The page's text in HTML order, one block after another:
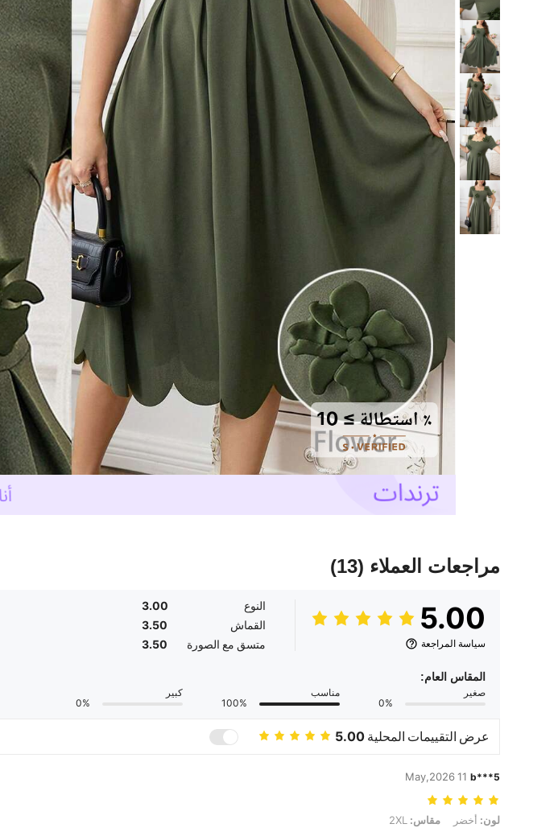
مراجعات العملاء (13)
5.00
سياسة المراجعة
النوع
3.00
القماش
3.50
متسق مع الصورة
3.50
المقاس العام:
صغير
0%
مناسب
100%
كبير
0%
عرض التقييمات المحلية 5.00
b***5
11 May,2026
لون: أخضر, مقاس: 2XL
لون: أخضر مقاس: